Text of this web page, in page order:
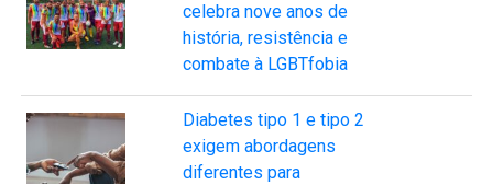
celebra nove anos de
história, resistência e
combate à LGBTfobia
Diabetes tipo 1 e tipo 2
exigem abordagens
diferentes para